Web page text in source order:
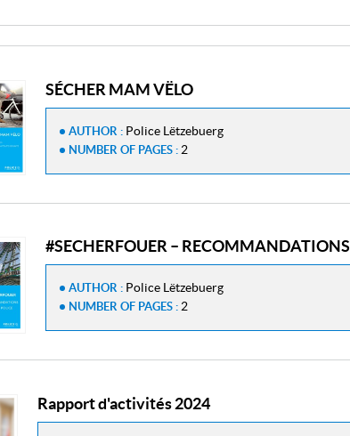
SÉCHER MAM VËLO
AUTHOR : Police Lëtzebuerg
NUMBER OF PAGES : 2
#SECHERFOUER –
AUTHOR : Police Lëtzebuerg
NUMBER OF PAGES : 2
Rapport d'activités 2024